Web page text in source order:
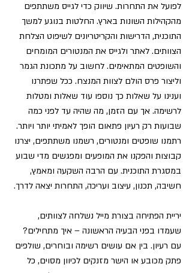
לפועל את התחרות. שיווק כדי לגייס משתתפים
מהקהילות השונות בארץ. החלטות בנוגע למשך
התוכנית, הדרישות והקריטריונים לשיפוט הצלחת
הצוותים. לאתר ולגייס את המנטורים המומחים
והשופטים המתאימים. לחשוב על מתכונת הגמר
וליצור פרס הולם לצוות המנצח. ככל שפתרנו
וענינו על שאלות כך נוספו עוד שאלות ומטלות
לרשימה. אך עם הזמן, מה שהיה עד לפני כמה
שבועות רק רעיון פתאום הופך לאמיתי יותר ויותר.
רתמנו שופטים ומנטורים, רשמנו משתתפים, יצרנו
קבוצות והפקנו את המופעים ומפגשים מדי שבוע
במסגרת התוכנית. עם הרבה השקעה ומאמץ,
חשיבה, תכנון, עיצוב ועריכה, התחרות יצאה לדרך.
יריית הפתיחה בצורת מייל נשלחה לצוותים,
שעמדו בפני הבעיה הראשונה – איך מתחילים?
עם רעיון. בין אם עושים רשימה ובוחרים, שולפים
פתק מכובע או הישר מזנקים לכיוון מסוים, כל